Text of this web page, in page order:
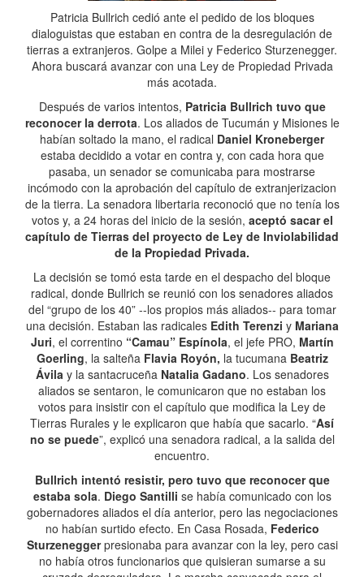
Patricia Bullrich cedió ante el pedido de los bloques
dialoguistas que estaban en contra de la desregulación de
tierras a extranjeros. Golpe a Milei y Federico Sturzenegger.
Ahora buscará avanzar con una Ley de Propiedad Privada
más acotada.
Después de varios intentos, Patricia Bullrich tuvo que
reconocer la derrota. Los aliados de Tucumán y Misiones le
habían soltado la mano, el radical Daniel Kroneberger
estaba decidido a votar en contra y, con cada hora que
pasaba, un senador se comunicaba para mostrarse
incómodo con la aprobación del capítulo de extranjerizacion
de la tierra. La senadora libertaria reconoció que no tenía los
votos y, a 24 horas del inicio de la sesión, aceptó sacar el
capítulo de Tierras del proyecto de Ley de Inviolabilidad
de la Propiedad Privada.
La decisión se tomó esta tarde en el despacho del bloque
radical, donde Bullrich se reunió con los senadores aliados
del “grupo de los 40” --los propios más aliados-- para tomar
una decisión. Estaban las radicales Edith Terenzi y Mariana
Juri, el correntino “Camau” Espínola, el jefe PRO, Martín
Goerling, la salteña Flavia Royón, la tucumana Beatriz
Ávilay la santacruceñaNatalia Gadano. Los senadores
aliados se sentaron, le comunicaron que no estaban los
votos para insistir con el capítulo que modifica la Ley de
Tierras Rurales y le explicaron que había que sacarlo. “Así
no se puede”, explicó una senadora radical, a la salida del
encuentro.
Bullrich intentó resistir, pero tuvo que reconocer que
estaba sola. Diego Santilli se había comunicado con los
gobernadores aliados el día anterior, pero las negociaciones
no habían surtido efecto. En Casa Rosada, Federico
Sturzeneggerpresionaba para avanzar con la ley, pero casi
no había otros funcionarios que quisieran sumarse a su